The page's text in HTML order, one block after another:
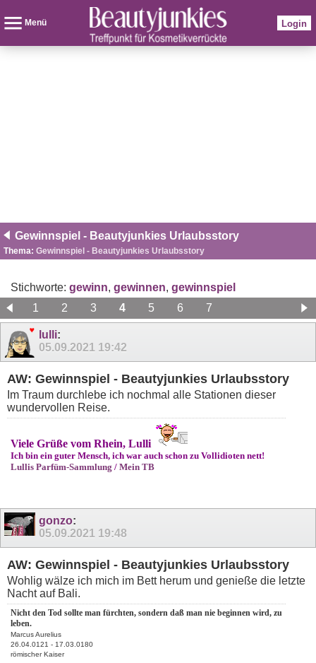
Menü Login
Gewinnspiel - Beautyjunkies Urlaubsstory
Thema: Gewinnspiel - Beautyjunkies Urlaubsstory
Stichworte: gewinn, gewinnen, gewinnspiel
1
2 3 4 5 6 7
lulli:
05.09.2021 19:42
AW: Gewinnspiel - Beautyjunkies Urlaubsstory
Im Traum durchlebe ich nochmal alle Stationen dieser
wundervollen Reise.
Viele Grüße vom Rhein, Lulli
Ich bin ein guter Mensch, ich war auch schon zu Vollidioten nett!
Lullis Parfüm-Sammlung / Mein TB
gonzo:
05.09.2021 19:48
AW: Gewinnspiel - Beautyjunkies Urlaubsstory
Wohlig wälze ich mich im Bett herum und genieße die letzte
Nacht auf Bali.
Nicht den Tod sollte man fürchten, sondern daß man nie beginnen wird, zu
leben.
Marcus Aurelius
26.04.0121 - 17.03.0180
römischer Kaiser